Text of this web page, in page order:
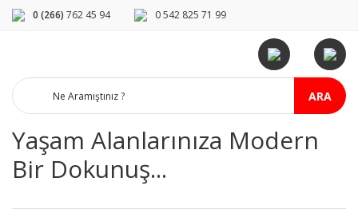
0 (266) 762 45 94 0 542 825 71 99
ARA
Yaşam Alanlarınıza Modern
Bir Dokunuş...